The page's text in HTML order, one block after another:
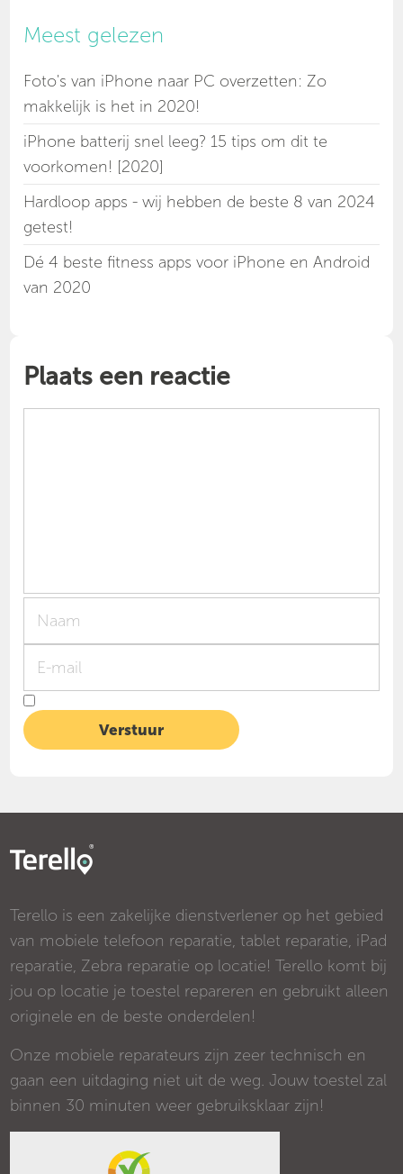
Meest gelezen
Foto's van iPhone naar PC overzetten: Zo
makkelijk is het in 2020!
iPhone batterij snel leeg? 15 tips om dit te
voorkomen! [2020]
Hardloop apps - wij hebben de beste 8 van 2024
getest!
Dé 4 beste fitness apps voor iPhone en Android
van 2020
Plaats een reactie
Terello is een zakelijke dienstverlener op het gebied
van mobiele telefoon reparatie, tablet reparatie, iPad
reparatie, Zebra reparatie op locatie! Terello komt bij
jou op locatie je toestel repareren en gebruikt alleen
originele en de beste onderdelen!
Onze mobiele reparateurs zijn zeer technisch en
gaan een uitdaging niet uit de weg. Jouw toestel zal
binnen 30 minuten weer gebruiksklaar zijn!